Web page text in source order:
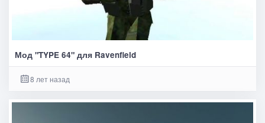
Мод "TYPE 64" для Ravenfield
8 лет назад